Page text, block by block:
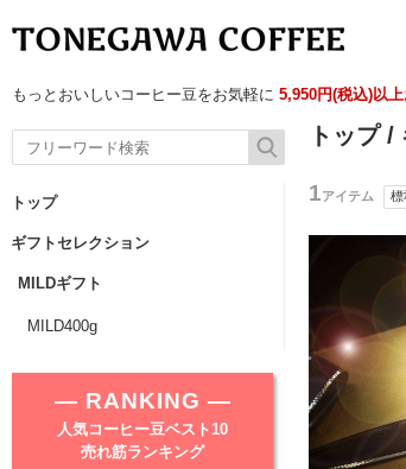
もっとおいしいコーヒー豆をお気軽に 5,950円(税込)以
トップ
ギフトセレクション
MILDギフト
MILD400g
― RANKING ―
人気コーヒー豆ベスト10
売れ筋ランキング
トップ/
1アイテム